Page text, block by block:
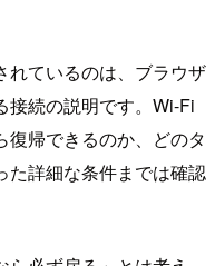
れているのは、ブラウザ
接続の説明です。Wi-Fi
帰できるのか、どのタ
た詳細な条件までは確認